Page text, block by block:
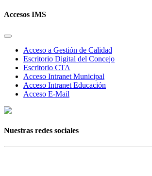
Accesos IMS
Acceso a Gestión de Calidad
Escritorio Digital del Concejo
Escritorio CTA
Acceso Intranet Municipal
Acceso Intranet Educación
Acceso E-Mail
Nuestras redes sociales